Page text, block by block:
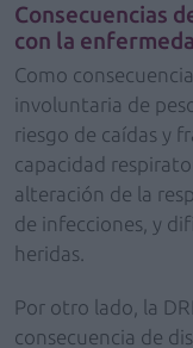
Consecuencias
con la
Como
involuntaria de
riesgo de caídas y
capacidad
alteración de la
de infecciones, y
heridas.
Por otro lado, la
consecuencia de